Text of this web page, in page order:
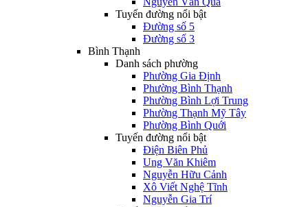
Tuyến đường nổi bật
Đường số 5
Đường số 3
Bình Thạnh
Danh sách phường
Phường Gia Định
Phường Bình Thạnh
Phường Bình Lợi Trung
Phường Thạnh Mỹ Tây
Phường Bình Quới
Tuyến đường nổi bật
Điện Biên Phủ
Ung Văn Khiêm
Nguyễn Hữu Cảnh
Xô Viết Nghệ Tĩnh
Nguyễn Gia Trí